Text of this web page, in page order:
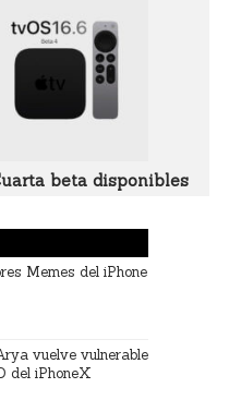
beta disponibles
Memes del iPhone
vuelve vulnerable
del iPhoneX